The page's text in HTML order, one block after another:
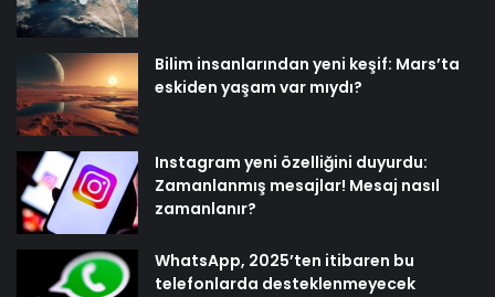
Bilim insanlarından yeni keşif: Mars’ta
eskiden yaşam var mıydı?
Instagram yeni özelliğini duyurdu:
Zamanlanmış mesajlar! Mesaj nasıl
zamanlanır?
WhatsApp, 2025’ten itibaren bu
telefonlarda desteklenmeyecek